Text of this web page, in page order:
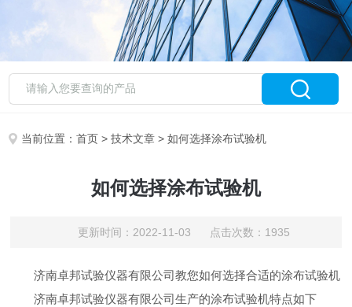
当前位置：首页 >技术文章 > 如何选择涂布试验机
如何选择涂布试验机
更新时间：2022-11-03 点击次数：1935
济南卓邦试验仪器有限公司教您如何选择合适的涂布试验机
济南卓邦试验仪器有限公司生产的涂布试验机特点如下